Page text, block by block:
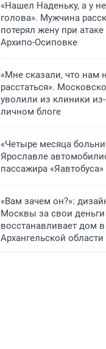
«Нашел Наденьку, а у
голова». Мужчина
потерял жену при
Архипо-Осиповке
«Мне сказали, что нам
расстаться».
уволили из клиники
личном блоге
«Четыре месяца
Ярославле
пассажира «Яавтобуса»
«Вам зачем он?»:
Москвы за свои деньги
восстанавливает дом
Архангельской области